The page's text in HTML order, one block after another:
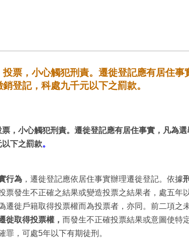
投票，小心觸犯刑責。遷徙登記應有居住
登記，科處九千元以下之罰款。
票，小心觸犯刑責。遷徙登記應有居住事實，凡為
下之罰款。
行為 ，遷徙登記應依居住事實辦理遷徙登記。依據
票發生不正確之結果或變造投票之結果者，處五年
遷徙戶籍取得投票權而為投票者，亦同。前二項之
徙取得投票權， 而發生不正確投票結果或意圖使特
罪，可處5年以下有期徒刑。